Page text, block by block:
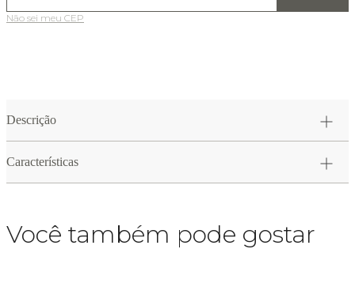
Não sei meu CEP
Descrição
Características
Você também pode gostar